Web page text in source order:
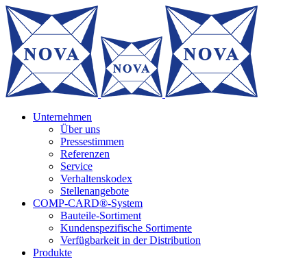
Zum
Inhalt
springen
Unternehmen
Über uns
Pressestimmen
Referenzen
Service
Verhaltenskodex
Stellenangebote
COMP-CARD®-System
Bauteile-Sortiment
Kundenspezifische Sortimente
Verfügbarkeit in der Distribution
Produkte